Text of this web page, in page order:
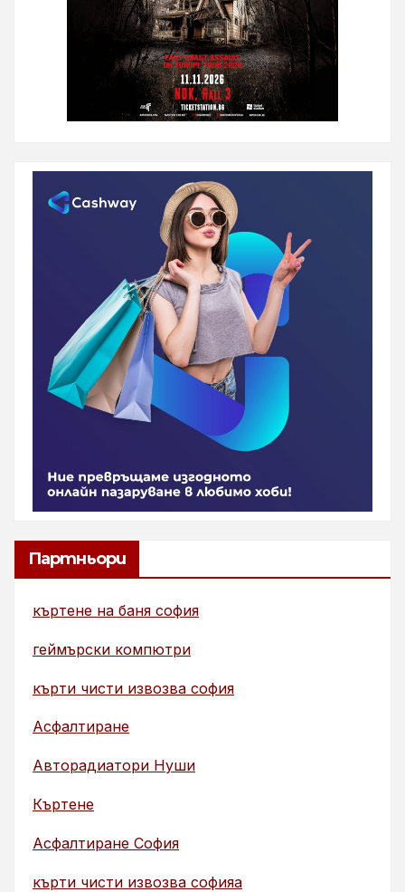
Партньори
къртене на баня софия
геймърски компютри
кърти чисти извозва софия
Асфалтиране
Авторадиатори Нуши
Къртене
Асфалтиране София
кърти чисти извозва софияа